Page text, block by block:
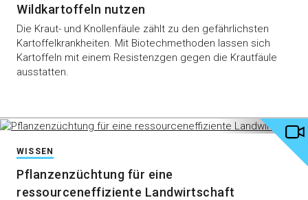
Wildkartoffeln nutzen
Die Kraut- und Knollenfäule zählt zu den gefährlichsten
Kartoffelkrankheiten. Mit Biotechmethoden lassen sich
Kartoffeln mit einem Resistenzgen gegen die Krautfäule
ausstatten.
WISSEN
Pflanzenzüchtung für eine
ressourceneffiziente Landwirtschaft